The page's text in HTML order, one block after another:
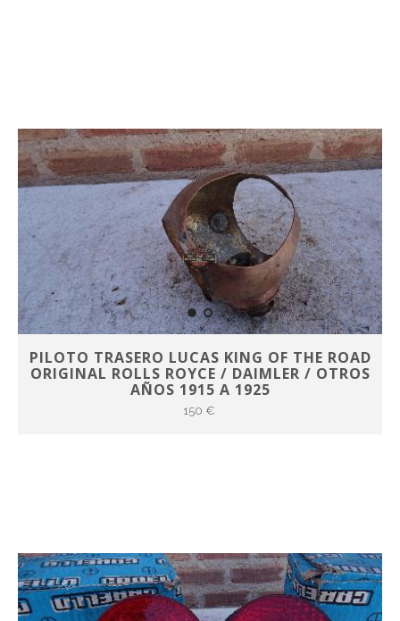
PILOTO TRASERO LUCAS KING OF THE ROAD
ORIGINAL ROLLS ROYCE / DAIMLER / OTROS
AÑOS 1915 A 1925
150 €